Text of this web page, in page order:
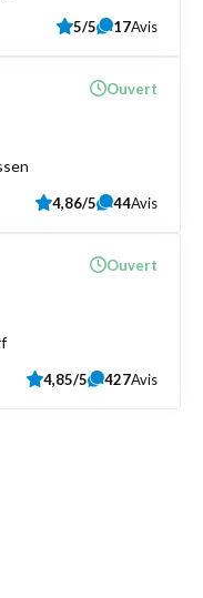
5/5 17Avis
Ouvert
4,86/5 44Avis
Ouvert
4,85/5 427Avis